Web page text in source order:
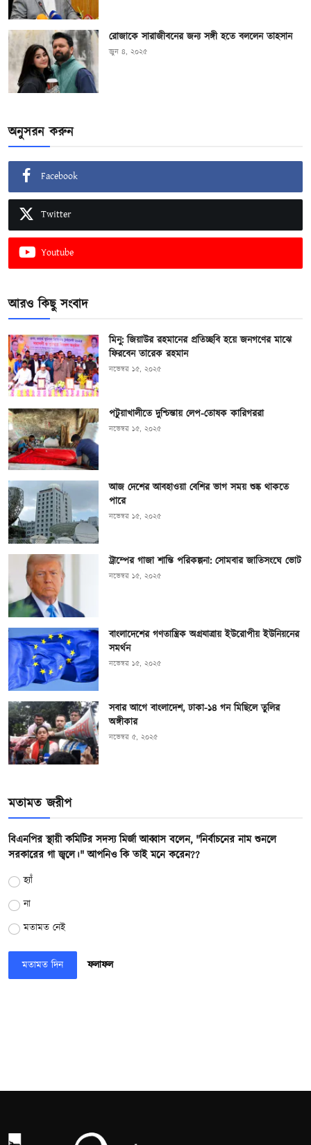
রোজাকে সারাজীবনের জন্য সঙ্গী হতে বললেন তাহসান
জুন ৪, ২০২৫
অনুসরন করুন
Facebook
Twitter
Youtube
আরও কিছু সংবাদ
মিনু: জিয়াউর রহমানের প্রতিচ্ছবি হয়ে জনগণের মাঝে
ফিরবেন তারেক রহমান
নভেম্বর ১৫, ২০২৫
পটুয়াখালীতে দুশ্চিন্তায় লেপ-তোষক কারিগররা
নভেম্বর ১৫, ২০২৫
আজ দেশের আবহাওয়া বেশির ভাগ সময় শুষ্ক থাকতে
পারে
নভেম্বর ১৫, ২০২৫
ট্রাম্পের গাজা শান্তি পরিকল্পনা: সোমবার জাতিসংঘে ভোট
নভেম্বর ১৫, ২০২৫
বাংলাদেশের গণতান্ত্রিক অগ্রযাত্রায় ইউরোপীয় ইউনিয়নের
সমর্থন
নভেম্বর ১৫, ২০২৫
সবার আগে বাংলাদেশ, ঢাকা-১৪ গন মিছিলে তুলির
অঙ্গীকার
নভেম্বর ৫, ২০২৫
মতামত জরীপ
বিএনপির স্থায়ী কমিটির সদস্য মির্জা আব্বাস বলেন, "নির্বাচনের নাম শুনলে
সরকারের গা জ্বলে।" আপনিও কি তাই মনে করেন??
হ্যাঁ
না
মতামত নেই
মতামত দিন ফলাফল